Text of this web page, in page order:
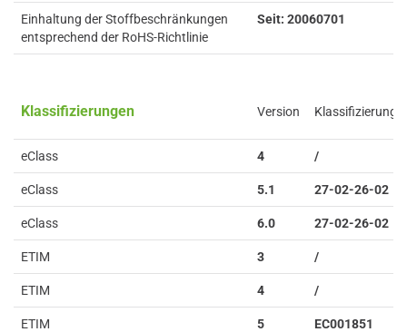
Einhaltung der Stoffbeschränkungen
entsprechend der RoHS-Richtlinie
Seit: 20060701
Klassifizierungen Version Klassifizierung
eClass 4 /
eClass 5.1 27-02-26-02
eClass 6.0 27-02-26-02
ETIM 3 /
ETIM 4 /
ETIM 5 EC001851